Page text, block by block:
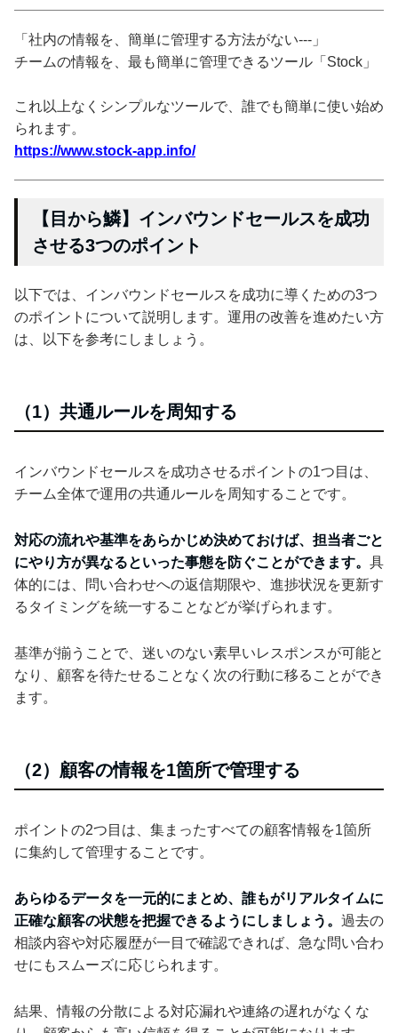
「社内の情報を、簡単に管理する方法がない---」
チームの情報を、最も簡単に管理できるツール「Stock」
これ以上なくシンプルなツールで、誰でも簡単に使い始め
られます。
https://www.stock-app.info/
【目から鱗】インバウンドセールスを成功
させる3つのポイント
以下では、インバウンドセールスを成功に導くための3つ
のポイントについて説明します。運用の改善を進めたい方
は、以下を参考にしましょう。
（1）共通ルールを周知する
インバウンドセールスを成功させるポイントの1つ目は、
チーム全体で運用の共通ルールを周知することです。
対応の流れや基準をあらかじめ決めておけば、担当者ごと
にやり方が異なるといった事態を防ぐことができます。 具
体的には、問い合わせへの返信期限や、進捗状況を更新す
るタイミングを統一することなどが挙げられます。
基準が揃うことで、迷いのない素早いレスポンスが可能と
なり、顧客を待たせることなく次の行動に移ることができ
ます。
（2）顧客の情報を1箇所で管理する
ポイントの2つ目は、集まったすべての顧客情報を1箇所
に集約して管理することです。
あらゆるデータを一元的にまとめ、誰もがリアルタイムに
正確な顧客の状態を把握できるようにしましょう。 過去の
相談内容や対応履歴が一目で確認できれば、急な問い合わ
せにもスムーズに応じられます。
結果、情報の分散による対応漏れや連絡の遅れがなくな